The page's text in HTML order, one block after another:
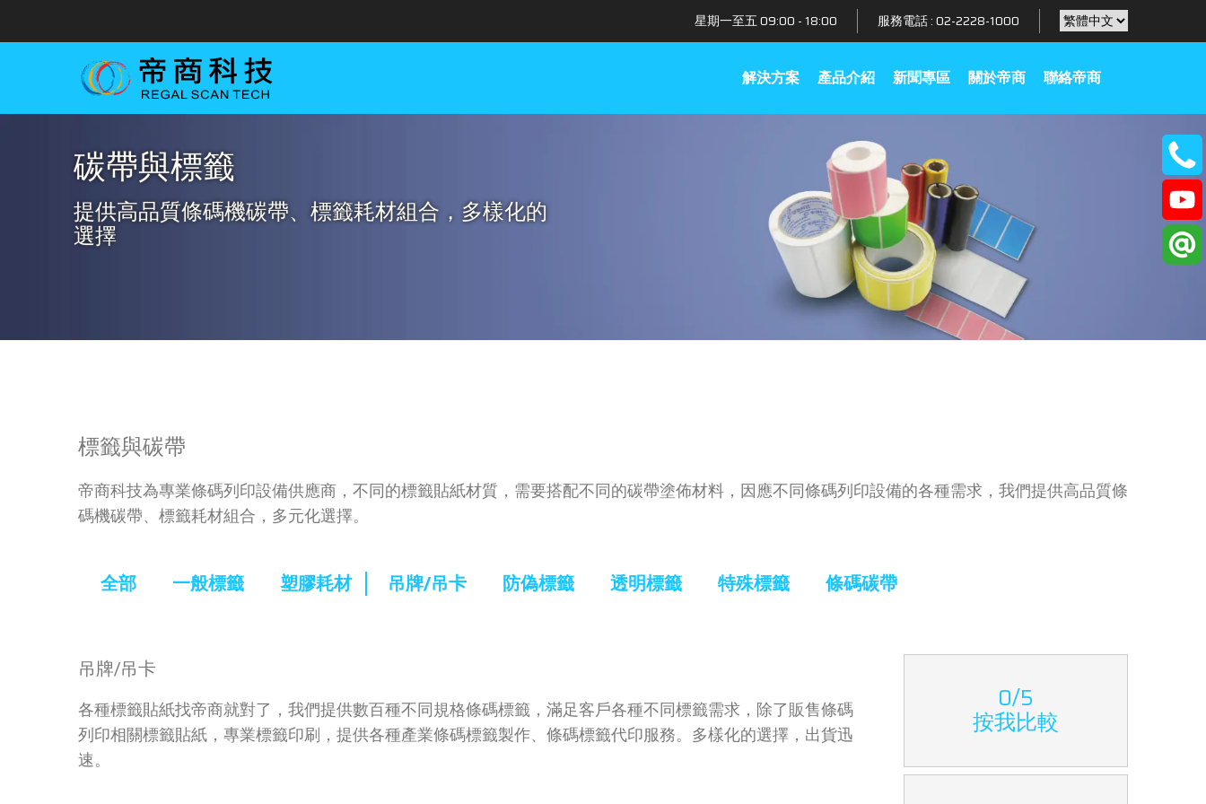
星期一至五 09:00 - 18:00 服務電話 :02-2228-1000
解決方案 產品介紹 新聞專區 關於帝商 聯絡帝商
碳帶與標籤
提供高品質條碼機碳帶、標籤耗材組合，多樣化的
選擇
標籤與碳帶
帝商科技為專業條碼列印設備供應商，不同的標籤貼紙材質，需要搭配不同的碳帶塗佈材料，因應不同條碼列印設備的各種需求，我們提供高品質條
碼機碳帶、標籤耗材組合，多元化選擇。
全部 一般標籤 塑膠耗材 吊牌/吊卡 防偽標籤 透明標籤 特殊標籤 條碼碳帶
吊牌/吊卡
各種標籤貼紙找帝商就對了，我們提供數百種不同規格條碼標籤，滿足客戶各種不同標籤需求，除了販售條碼
列印相關標籤貼紙，專業標籤印刷，提供各種產業條碼標籤製作、條碼標籤代印服務。多樣化的選擇，出貨迅
速。
0/5
按我比較